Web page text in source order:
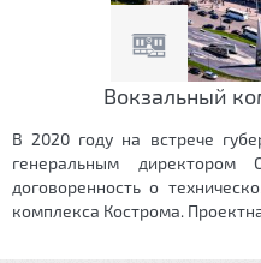
Вокзальный
В 2020 году на встрече
генеральным
договоренность о
комплекса Кострома.